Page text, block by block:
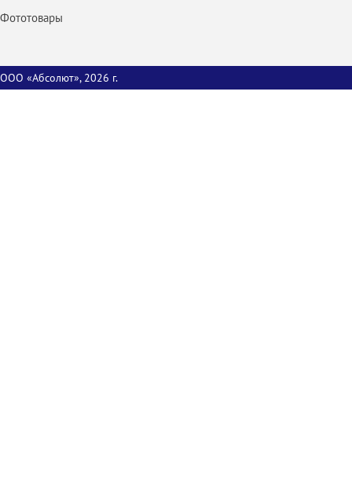
Фототовары
ООО «Абсолют», 2026 г.